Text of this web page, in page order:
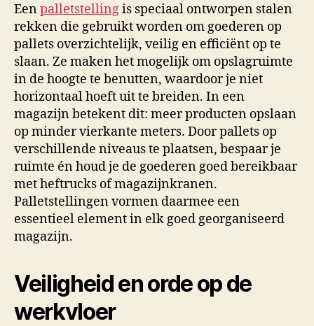
Eenpalletstellingis speciaal ontworpen stalen
rekken die gebruikt worden om goederen op
pallets overzichtelijk, veilig en efficiënt op te
slaan. Ze maken het mogelijk om opslagruimte
in de hoogte te benutten, waardoor je niet
horizontaal hoeft uit te breiden. In een
magazijn betekent dit: meer producten opslaan
op minder vierkante meters. Door pallets op
verschillende niveaus te plaatsen, bespaar je
ruimte én houd je de goederen goed bereikbaar
met heftrucks of magazijnkranen.
Palletstellingen vormen daarmee een
essentieel element in elk goed georganiseerd
magazijn.
Veiligheid en orde op de
werkvloer